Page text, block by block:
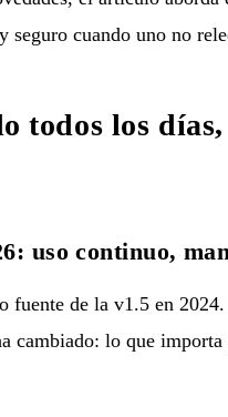
seguro cuando uno no
todos los
uso continuo,
fuente de la v1.5 en 2024
lo que